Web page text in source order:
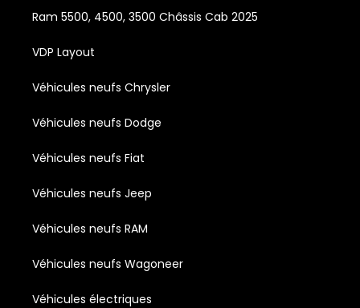
Ram 5500, 4500, 3500 Châssis Cab 2025
VDP Layout
Véhicules neufs Chrysler
Véhicules neufs Dodge
Véhicules neufs Fiat
Véhicules neufs Jeep
Véhicules neufs RAM
Véhicules neufs Wagoneer
Véhicules électriques